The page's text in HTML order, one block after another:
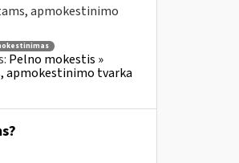
apmokestinimo
Pelno mokestis »
apmokestinimo tvarka